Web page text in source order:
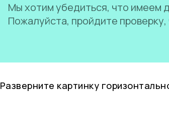
Мы хотим убедиться, что имеем
Пожалуйста, пройдите
Разверните картинку